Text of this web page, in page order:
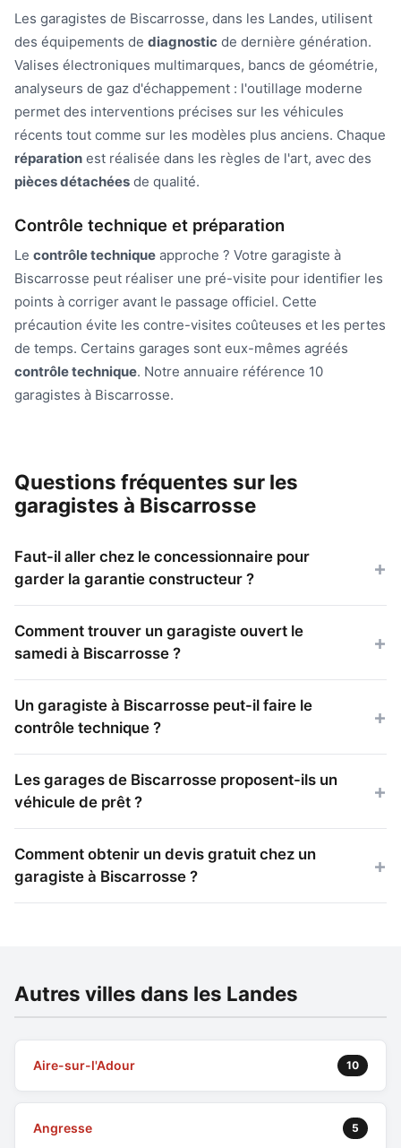
Les garagistes de Biscarrosse, dans les Landes, utilisent
des équipements de diagnostic de dernière génération.
Valises électroniques multimarques, bancs de géométrie,
analyseurs de gaz d'échappement : l'outillage moderne
permet des interventions précises sur les véhicules
récents tout comme sur les modèles plus anciens. Chaque
réparation est réalisée dans les règles de l'art, avec des
pièces détachées de qualité.
Contrôle technique et préparation
Le contrôle technique approche ? Votre garagiste à
Biscarrosse peut réaliser une pré-visite pour identifier les
points à corriger avant le passage officiel. Cette
précaution évite les contre-visites coûteuses et les pertes
de temps. Certains garages sont eux-mêmes agréés
contrôle technique. Notre annuaire référence 10
garagistes à Biscarrosse.
Questions fréquentes sur les
garagistes à Biscarrosse
Faut-il aller chez le concessionnaire pour
garder la garantie constructeur ?
Comment trouver un garagiste ouvert le
samedi à Biscarrosse ?
Un garagiste à Biscarrosse peut-il faire le
contrôle technique ?
Les garages de Biscarrosse proposent-ils un
véhicule de prêt ?
Comment obtenir un devis gratuit chez un
garagiste à Biscarrosse ?
Autres villes dans les Landes
Aire-sur-l'Adour 10
Angresse 5